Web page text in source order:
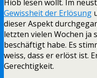
Hiob lesen wollt. Im
Gewissheit der Erlösung
dieser Aspekt
letzten vielen Wochen ja
beschäftigt habe. Es
weiss, dass er erlöst ist.
Gerechtigkeit.